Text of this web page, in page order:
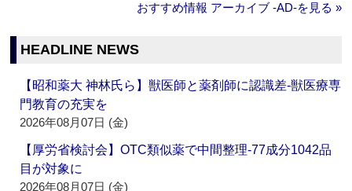
おすすめ情報 アーカイブ ‐AD‐を見る »
HEADLINE NEWS
【昭和薬大 神林氏ら】獣医師と薬剤師に認識差‐獣医療専
門教育の充実を
2026年08月07日 (金)
【厚労省検討会】OTC類似薬で中間整理‐77成分1042品
目が対象に
2026年08月07日 (金)